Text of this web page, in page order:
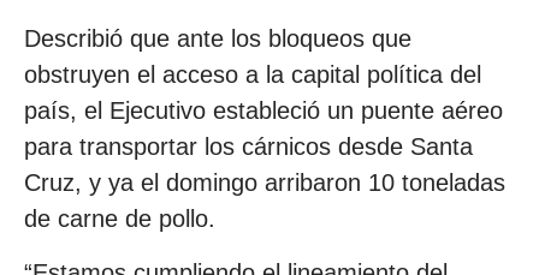
Describió que ante los bloqueos que
obstruyen el acceso a la capital política del
país, el Ejecutivo estableció un puente aéreo
para transportar los cárnicos desde Santa
Cruz, y ya el domingo arribaron 10 toneladas
de carne de pollo.